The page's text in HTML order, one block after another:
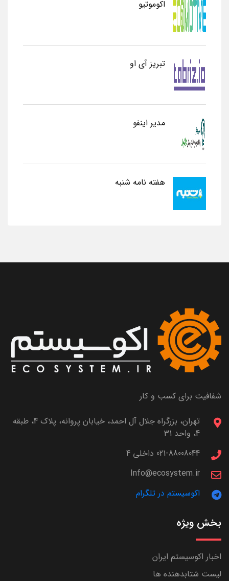
اکوموتیو
تبریز آی او
مدیر اینفو
هفته نامه شنبه
شفافیت برای کسب و کار
تهران، بزرگراه جلال آل احمد، خیابان پروانه، پلاک 4، طبقه
4، واحد 31
021-88008044 داخلی 4
Info@ecosystem.ir
اکوسیستم در تلگرام
بخش ویژه
اخبار اکوسیستم ایران
لیست شتابدهنده ها